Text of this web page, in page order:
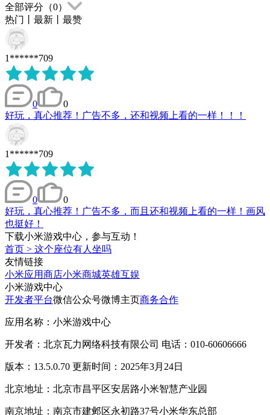
全部评分（0）
热门
最新 最赞
1******709
0
0
好玩，真心推荐！广告不多，还和视频上看的一样！！！
1******709
0
0
好玩，真心推荐！广告不多，而且还和视频上看的一样！画风
也挺好！
下载小米游戏中心，参与互动！
首页 > 这个座位有人坐吗
友情链接
小米应用商店小米商城英雄互娱
小米游戏中心
开发者平台微信公众号微博主页商务合作
应用名称：小米游戏中心
开发者：北京瓦力网络科技有限公司 电话：010-60606666
版本：13.5.0.70 更新时间：2025年3月24日
北京地址：北京市昌平区安居路小米智慧产业园
南京地址：南京市建邺区永初路37号小米华东总部